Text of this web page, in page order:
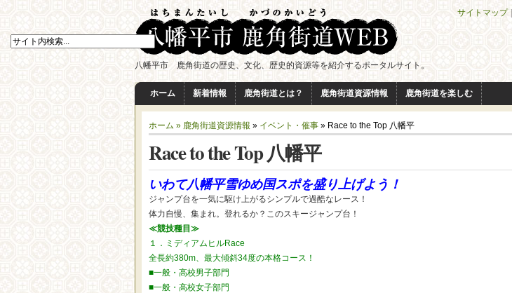
八幡平市 鹿角街道の歴史、文化、歴史的資源等を紹介するポータルサイト。
サイトマップ｜
ホーム 新着情報 鹿角街道とは？ 鹿角街道資源情報 鹿角街道を楽しむ
ホーム » 鹿角街道資源情報 » イベント・催事 » Race to the Top 八幡平
Race to the Top 八幡平
いわて八幡平雪ゆめ国スポを盛り上げよう！
ジャンプ台を一気に駆け上がるシンプルで過酷なレース！
体力自慢、集まれ。登れるか？このスキージャンプ台！
≪競技種目≫
１．ミディアムヒルRace
全長約380m、最大傾斜34度の本格コース！
■一般・高校男子部門
■一般・高校女子部門